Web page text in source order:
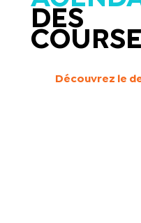
DES
Découvrez le